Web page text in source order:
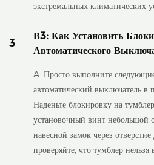
экстремальных климатических
3
В3: Как Установить
Автоматического
A: Просто выполните
автоматический выключатель
Наденьте блокировку на
установочный винт небольшой
навесной замок через
проверяйте, что тумблер нельзя